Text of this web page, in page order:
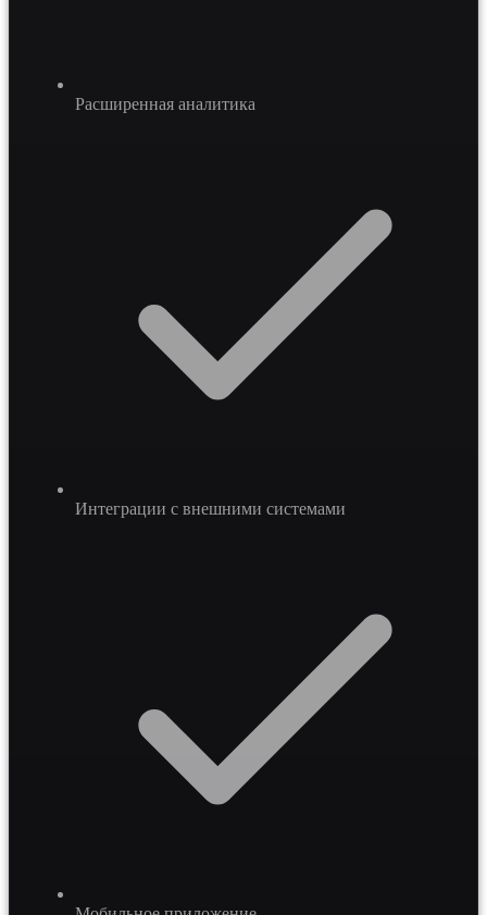
Расширенная аналитика
Интеграции с внешними системами